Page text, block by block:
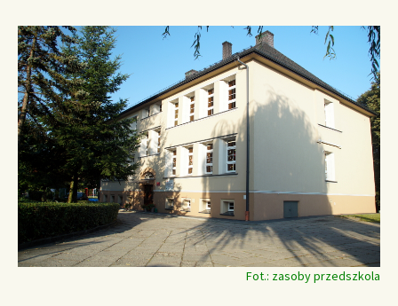
Fot.: zasoby przedszkola